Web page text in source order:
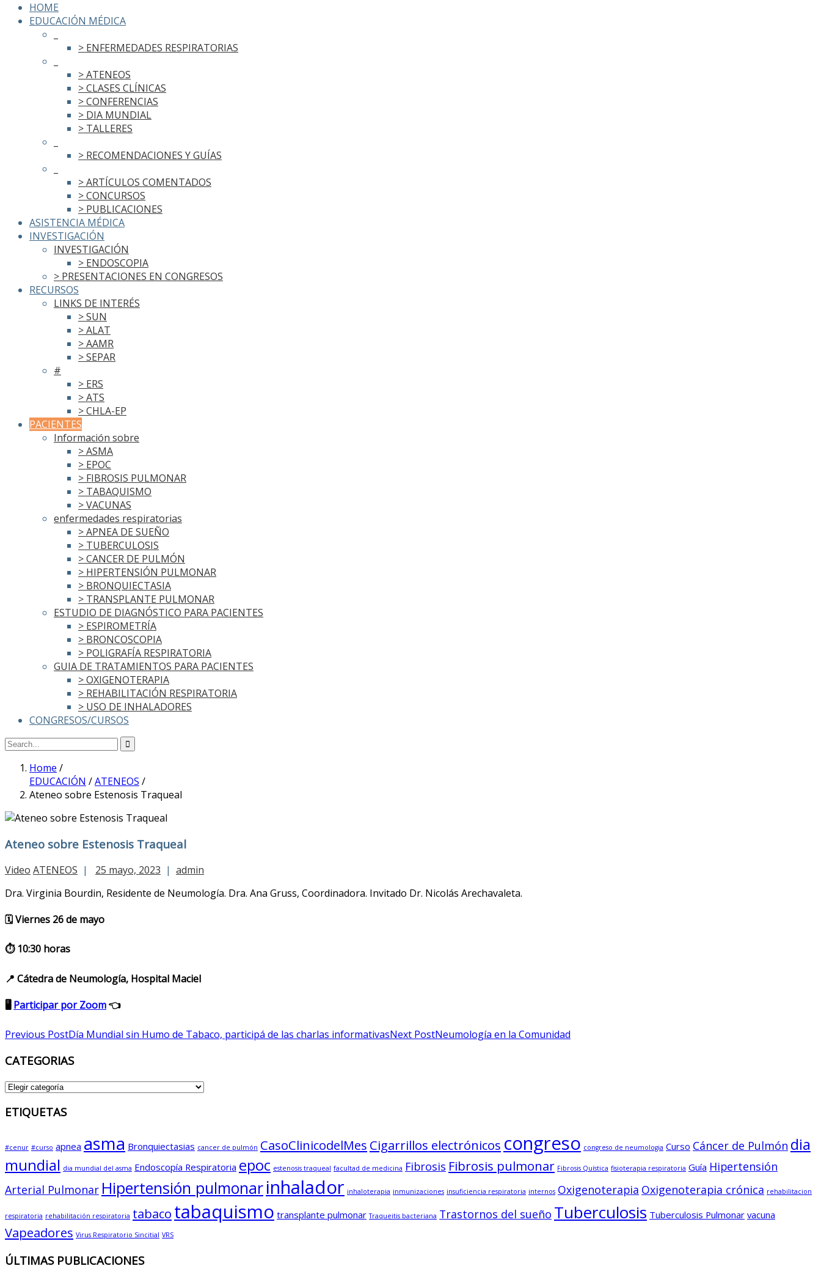
HOME
EDUCACIÓN MÉDICA
> ENFERMEDADES RESPIRATORIAS
> ATENEOS
> CLASES CLÍNICAS
> CONFERENCIAS
> DIA MUNDIAL
> TALLERES
> RECOMENDACIONES Y GUÍAS
> ARTÍCULOS COMENTADOS
> CONCURSOS
> PUBLICACIONES
ASISTENCIA MÉDICA
INVESTIGACIÓN
INVESTIGACIÓN
> ENDOSCOPIA
> PRESENTACIONES EN CONGRESOS
RECURSOS
LINKS DE INTERÉS
> SUN
> ALAT
> AAMR
> SEPAR
#
> ERS
> ATS
> CHLA-EP
PACIENTES
Información sobre
> ASMA
> EPOC
> FIBROSIS PULMONAR
> TABAQUISMO
> VACUNAS
enfermedades respiratorias
> APNEA DE SUEÑO
> TUBERCULOSIS
> CANCER DE PULMÓN
> HIPERTENSIÓN PULMONAR
> BRONQUIECTASIA
> TRANSPLANTE PULMONAR
ESTUDIO DE DIAGNÓSTICO PARA PACIENTES
> ESPIROMETRÍA
> BRONCOSCOPIA
> POLIGRAFÍA RESPIRATORIA
GUIA DE TRATAMIENTOS PARA PACIENTES
> OXIGENOTERAPIA
> REHABILITACIÓN RESPIRATORIA
> USO DE INHALADORES
CONGRESOS/CURSOS
Home /
EDUCACIÓN /ATENEOS /
Ateneo sobre Estenosis Traqueal
Ateneo sobre Estenosis Traqueal
Video ATENEOS | 25 mayo, 2023 | admin
Dra. Virginia Bourdin, Residente de Neumología. Dra. Ana Gruss, Coordinadora. Invitado Dr. Nicolás Arechavaleta.
🗓️ Viernes 26 de mayo
⏱️ 10:30 horas
📍 Cátedra de Neumología, Hospital Maciel
🖥️ Participar por Zoom👈
Post
Previous PostDía Mundial sin Humo de Tabaco, participá de las charlas informativasNext PostNeumología en la Comunidad
CATEGORIAS
CATEGORIAS
ETIQUETAS
#cenur #curso apnea asma Bronquiectasias cancer de pulmón CasoClinicodelMes Cigarrillos electrónicos congreso congreso de neumologia Curso Cáncer de Pulmón dia
mundial dia mundial del asma Endoscopía Respiratoria epoc estenosis traqueal facultad de medicina Fibrosis Fibrosis pulmonar Fibrosis Quística fisioterapia respiratoria Guía Hipertensión
Arterial Pulmonar Hipertensión pulmonarinhalador inhaloterapia inmunizaciones insuficiencia respiratoria internos Oxigenoterapia Oxigenoterapia crónica rehabilitacion
respiratoria rehabilitación respiratoria tabaco tabaquismo transplante pulmonar Traqueitis bacteriana Trastornos del sueño Tuberculosis Tuberculosis Pulmonar vacuna
Vapeadores Virus Respiratorio Sincitial VRS
ÚLTIMAS PUBLICACIONES